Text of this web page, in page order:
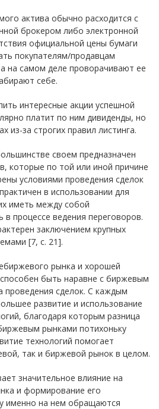
актива обычно расходится с
брокером либо электронной
официальной цены бумаги
покупателям/продавцам
на самом деле проворачивают ее
себе.
интересные акции успешной
платит по ним дивиденды, но
из-за строгих правил листинга.
своем предназначен
которые по той или иной причине
условиями проведения сделок
в использовании для
иметь между собой
в процессе ведения переговоров.
заключением крупных
[7, с. 21].
рынка и хорошей
быть наравне с биржевым
проведения сделок. С каждым
развитие и использование
благодаря которым разница
рынками потихоньку
технологий помогает
так и биржевой рынок в целом.
значительное влияние на
и формирование его
именно на нем обращаются